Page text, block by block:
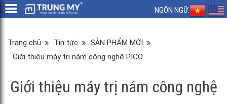
NGÔN NGỮ:
Trang chủ Tin tức
SẢN PHẨM MỚI
Giới thiệu máy trị nám công nghệ PICO
Giới thiệu máy trị nám công nghệ